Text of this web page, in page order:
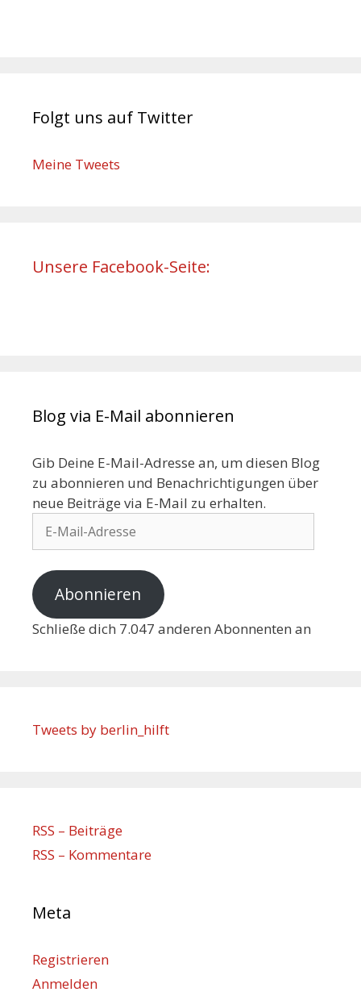
Folgt uns auf Twitter
Meine Tweets
Unsere Facebook-Seite:
Blog via E-Mail abonnieren
Gib Deine E-Mail-Adresse an, um diesen Blog
zu abonnieren und Benachrichtigungen über
neue Beiträge via E-Mail zu erhalten.
Abonnieren
Schließe dich 7.047 anderen Abonnenten an
Tweets by berlin_hilft
RSS – Beiträge
RSS – Kommentare
Meta
Registrieren
Anmelden